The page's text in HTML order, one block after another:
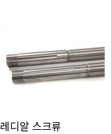
레디알 스크류